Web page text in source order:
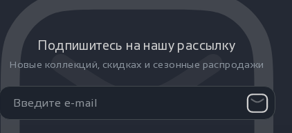
Подпишитесь на нашу рассылку
Новые коллекций, скидках и сезонные распродажи